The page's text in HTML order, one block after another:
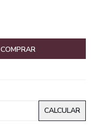
COMPRAR